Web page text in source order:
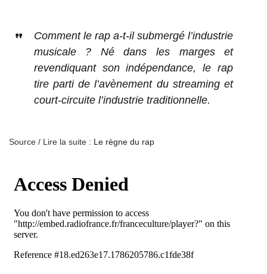
Comment le rap a-t-il submergé l’industrie
musicale ? Né dans les marges et
revendiquant son indépendance, le rap
tire parti de l’avènement du streaming et
court-circuite l’industrie traditionnelle.
Source / Lire la suite : Le règne du rap